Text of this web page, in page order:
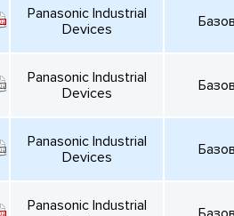
РЕЗИСТОРЫ ДЛЯ
ПОВЕРХНОСТНОГО
ПРОИЗВОДИТЕЛЕЙ
Panasonic Industrial
Devices
Panasonic Industrial
Devices
Panasonic Industrial
Devices
Panasonic Industrial